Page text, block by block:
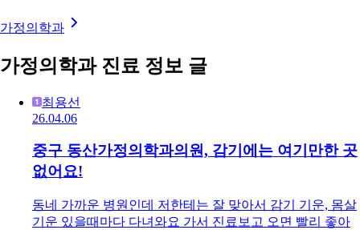
가정의학과
가정의학과 진료 정보 글
최용선
26.04.06
중구 동산가정의학과의원, 감기에는 여기만한 곳
없어요!
동네 가까운 병원인데 저한테는 잘 맞아서 감기 기운, 몸살
기운 있을때마다 다녀와요 가서 진료보고 오면 빨리 좋아